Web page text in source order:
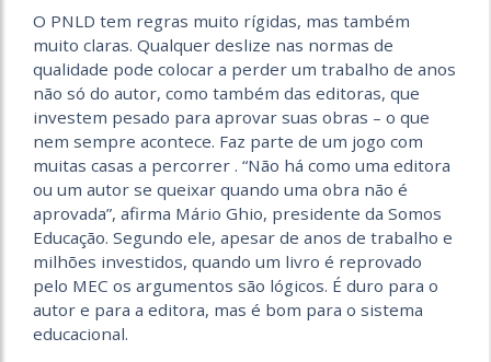
O PNLD tem regras muito rígidas, mas também
muito claras. Qualquer deslize nas normas de
qualidade pode colocar a perder um trabalho de anos
não só do autor, como também das editoras, que
investem pesado para aprovar suas obras – o que
nem sempre acontece. Faz parte de um jogo com
muitas casas a percorrer . “Não há como uma editora
ou um autor se queixar quando uma obra não é
aprovada”, afirma Mário Ghio, presidente da Somos
Educação. Segundo ele, apesar de anos de trabalho e
milhões investidos, quando um livro é reprovado
pelo MEC os argumentos são lógicos. É duro para o
autor e para a editora, mas é bom para o sistema
educacional.